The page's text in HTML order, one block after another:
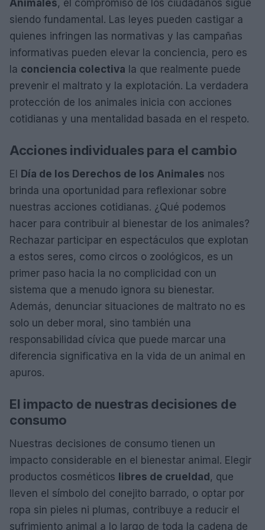
Animales, el compromiso de los ciudadanos sigue
siendo fundamental. Las leyes pueden castigar a
quienes infringen las normativas y las campañas
informativas pueden elevar la conciencia, pero es
la conciencia colectiva la que realmente puede
prevenir el maltrato y la explotación. La verdadera
protección de los animales inicia con acciones
cotidianas y una mentalidad basada en el respeto.
Acciones individuales para el cambio
El Día de los Derechos de los Animales nos
brinda una oportunidad para reflexionar sobre
nuestras acciones cotidianas. ¿Qué podemos
hacer para contribuir al bienestar de los animales?
Rechazar participar en espectáculos que explotan
a estos seres, como circos o zoológicos, es un
primer paso hacia la no complicidad con un
sistema que a menudo ignora su bienestar.
Además, denunciar situaciones de maltrato no es
solo un deber moral, sino también una
responsabilidad cívica que puede marcar una
diferencia significativa en la vida de un animal en
apuros.
El impacto de nuestras decisiones de
consumo
Nuestras decisiones de consumo tienen un
impacto considerable en el bienestar animal. Elegir
productos cosméticos libres de crueldad, que
lleven el símbolo del conejito barrado, o optar por
ropa sin pieles ni plumas, contribuye a reducir el
sufrimiento animal a lo largo de toda la cadena de